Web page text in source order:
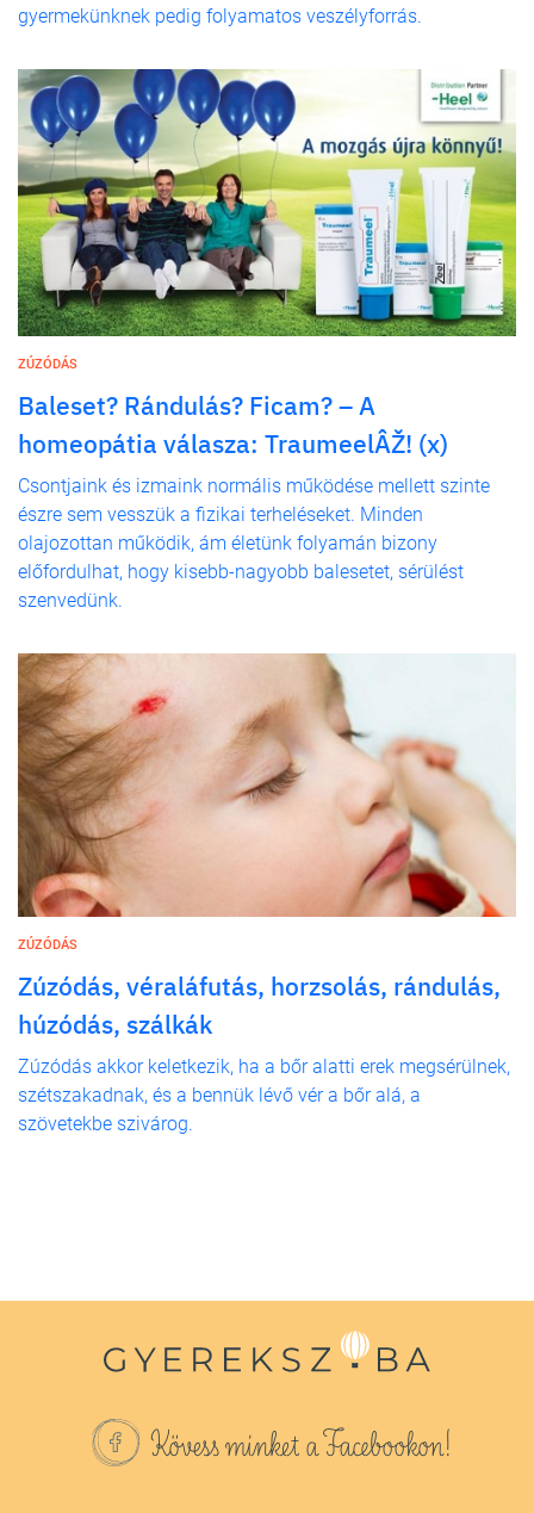
gyermekünknek pedig folyamatos veszélyforrás.
ZÚZÓDÁS
Baleset? Rándulás? Ficam? – A
homeopátia válasza: TraumeelÂŽ! (x)
Csontjaink és izmaink normális működése mellett szinte
észre sem vesszük a fizikai terheléseket. Minden
olajozottan működik, ám életünk folyamán bizony
előfordulhat, hogy kisebb-nagyobb balesetet, sérülést
szenvedünk.
ZÚZÓDÁS
Zúzódás, véraláfutás, horzsolás, rándulás,
húzódás, szálkák
Zúzódás akkor keletkezik, ha a bőr alatti erek megsérülnek,
szétszakadnak, és a bennük lévő vér a bőr alá, a
szövetekbe szivárog.
Kövess minket a Facebookon!